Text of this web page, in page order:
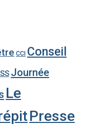
CCI Conseil
Journée
Le
Presse